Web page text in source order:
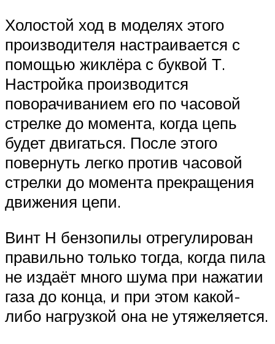
Холостой ход в моделях этого
производителя настраивается с
помощью жиклёра с буквой Т.
Настройка производится
поворачиванием его по часовой
стрелке до момента, когда цепь
будет двигаться. После этого
повернуть легко против часовой
стрелки до момента прекращения
движения цепи.
Винт Н бензопилы отрегулирован
правильно только тогда, когда пила
не издаёт много шума при нажатии
газа до конца, и при этом какой-
либо нагрузкой она не утяжеляется.